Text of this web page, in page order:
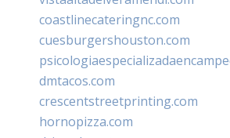
coastlinecateringnc.com
cuesburgershouston.com
dmtacos.com
crescentstreetprinting.com
hornopizza.com